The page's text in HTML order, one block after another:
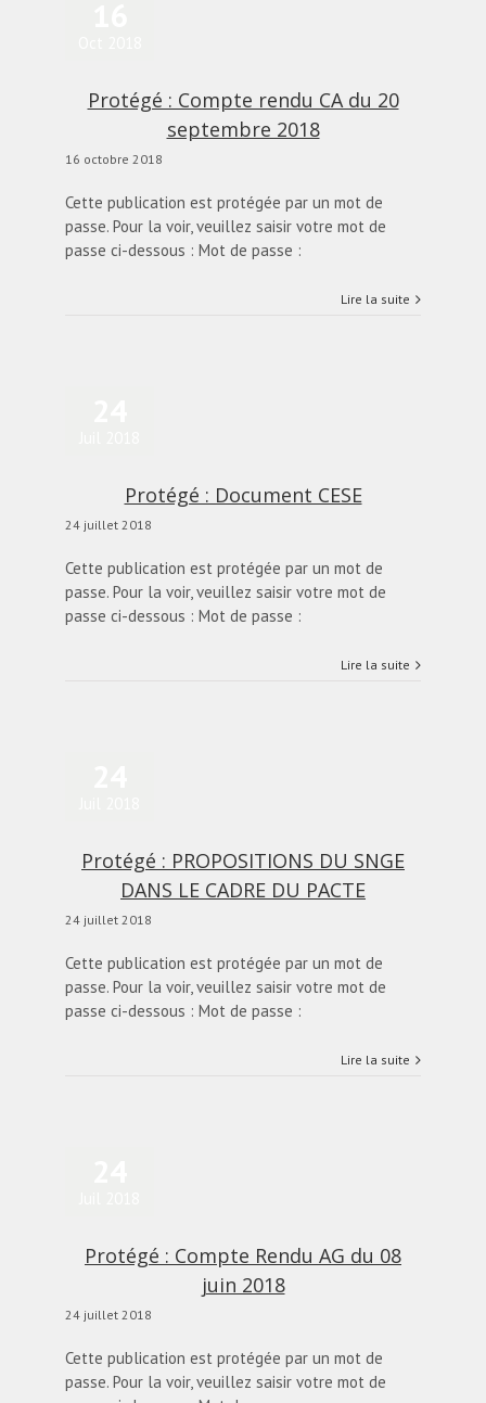
Protégé : Compte rendu CA du 20
septembre 2018
16 octobre 2018
Cette publication est protégée par un mot de
passe. Pour la voir, veuillez saisir votre mot de
passe ci-dessous : Mot de passe :
Lire la suite
Protégé : Document CESE
24 juillet 2018
Cette publication est protégée par un mot de
passe. Pour la voir, veuillez saisir votre mot de
passe ci-dessous : Mot de passe :
Lire la suite
Protégé : PROPOSITIONS DU SNGE
DANS LE CADRE DU PACTE
24 juillet 2018
Cette publication est protégée par un mot de
passe. Pour la voir, veuillez saisir votre mot de
passe ci-dessous : Mot de passe :
Lire la suite
Protégé : Compte Rendu AG du 08
juin 2018
24 juillet 2018
Cette publication est protégée par un mot de
passe. Pour la voir, veuillez saisir votre mot de